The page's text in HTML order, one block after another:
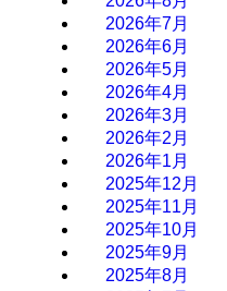
2026年7月
2026年6月
2026年5月
2026年4月
2026年3月
2026年2月
2026年1月
2025年12月
2025年11月
2025年10月
2025年9月
2025年8月